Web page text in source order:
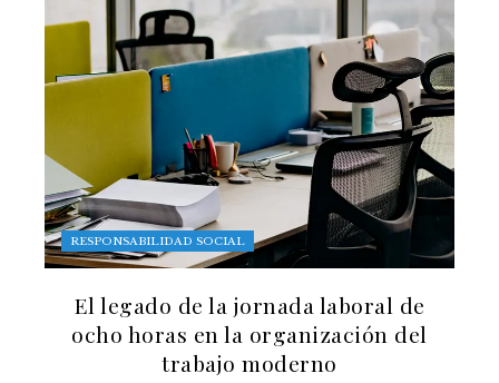
RESPONSABILIDAD SOCIAL
El legado de la jornada laboral de
ocho horas en la organización del
trabajo moderno